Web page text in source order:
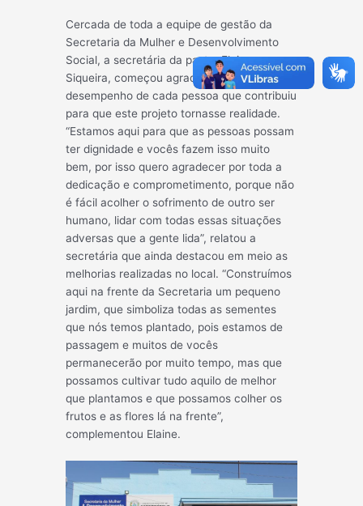
Cercada de toda a equipe de gestão da
Secretaria da Mulher e Desenvolvimento
Social, a secretária da pasta, Elaine
Siqueira, começou agradecendo o
desempenho de cada pessoa que contribuiu
para que este projeto tornasse realidade.
“Estamos aqui para que as pessoas possam
ter dignidade e vocês fazem isso muito
bem, por isso quero agradecer por toda a
dedicação e comprometimento, porque não
é fácil acolher o sofrimento de outro ser
humano, lidar com todas essas situações
adversas que a gente lida”, relatou a
secretária que ainda destacou em meio as
melhorias realizadas no local. “Construímos
aqui na frente da Secretaria um pequeno
jardim, que simboliza todas as sementes
que nós temos plantado, pois estamos de
passagem e muitos de vocês
permanecerão por muito tempo, mas que
possamos cultivar tudo aquilo de melhor
que plantamos e que possamos colher os
frutos e as flores lá na frente”,
complementou Elaine.